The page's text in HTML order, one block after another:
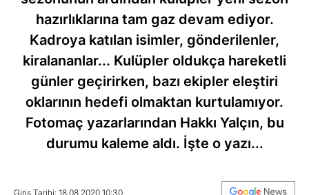
hazırlıklarına tam gaz devam ediyor.
Kadroya katılan isimler, gönderilenler,
kiralananlar... Kulüpler oldukça hareketli
günler geçirirken, bazı ekipler eleştiri
oklarının hedefi olmaktan kurtulamıyor.
Fotomaç yazarlarından Hakkı Yalçın, bu
durumu kaleme aldı. İşte o yazı...
Giriş Tarihi: 18.08.2020 10:30